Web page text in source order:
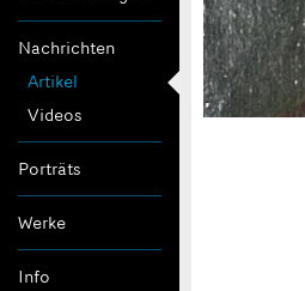
Nachrichten
Artikel
Videos
Porträts
Werke
Info